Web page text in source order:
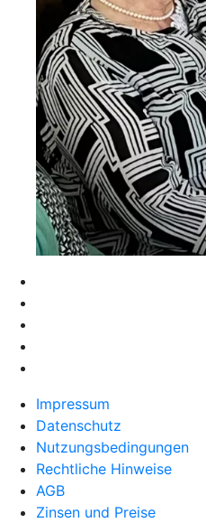
Impressum
Datenschutz
Nutzungsbedingungen
Rechtliche Hinweise
AGB
Zinsen und Preise